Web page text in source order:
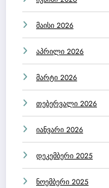
მაისი 2026
აპრილი 2026
მარტი 2026
თებერვალი 2026
იანვარი 2026
დეკემბერი 2025
ნოემბერი 2025